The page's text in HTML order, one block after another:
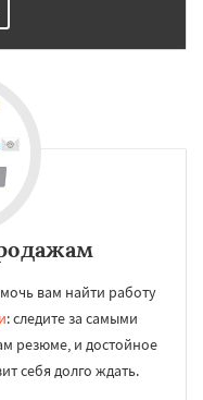
вам найти работу
: следите за самыми
резюме, и достойное
себя долго ждать.